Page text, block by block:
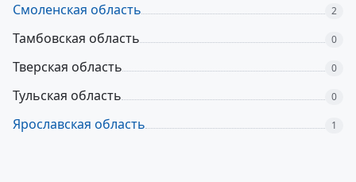
Смоленская область 2
Тамбовская область 0
Тверская область 0
Тульская область 0
Ярославская область 1